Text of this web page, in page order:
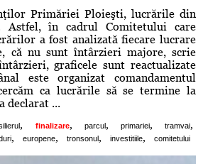
Primăriei Ploieşti, lucrările din
în cadrul Comitetului care
a fost analizată fiecare lucrare
că nu sunt întârzieri majore, scrie
graficele sunt reactualizate
este organizat comandamentul
ca lucrările să se termine la
declarat ...
, finalizare, parcul, primariei, tramvai,
, europene, tronsonul , investitiile, comitetului